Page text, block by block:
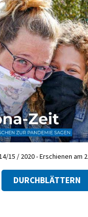
15 / 2020 - Erschienen am
DURCHBLÄTTERN